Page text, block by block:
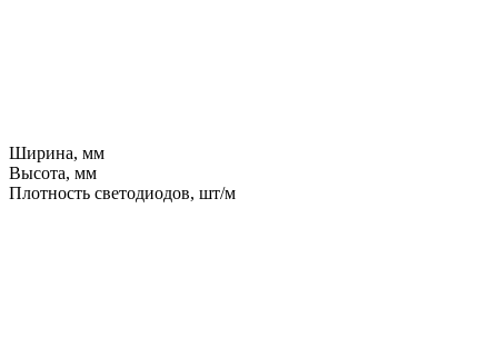
Ширина, мм
Высота, мм
Плотность светодиодов, шт/м